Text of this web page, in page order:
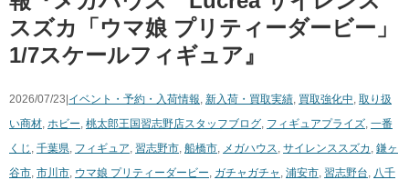
スズカ「ウマ娘 プリティーダービー」
1/7スケールフィギュア』
2026/07/23|イベント・予約・入荷情報 新入荷・買取実績 買取強化中 取り扱
い商材 ホビー 桃太郎王国習志野店スタッフブログ フィギュアプライズ 一番
くじ 千葉県 フィギュア 習志野市 船橋市 メガハウス サイレンススズカ 鎌ヶ
谷市 市川市 ウマ娘 プリティーダービー ガチャガチャ 浦安市 習志野台
八千